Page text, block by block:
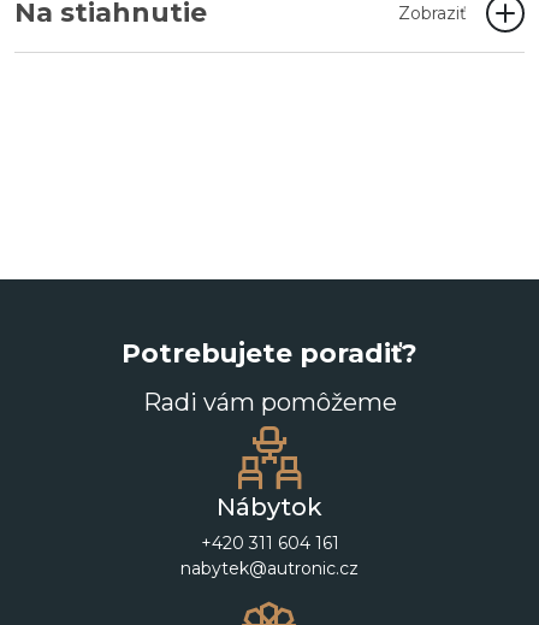
Na stiahnutie Zobraziť
Potrebujete poradiť?
Radi vám pomôžeme
Nábytok
+420 311 604 161
nabytek@autronic.cz